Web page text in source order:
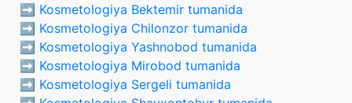
➡️ Kosmetologiya Bektemir tumanida
➡️ Kosmetologiya Chilonzor tumanida
➡️ Kosmetologiya Yashnobod tumanida
➡️ Kosmetologiya Mirobod tumanida
➡️ Kosmetologiya Sergeli tumanida